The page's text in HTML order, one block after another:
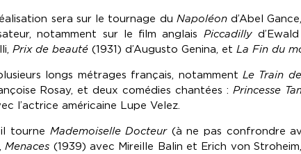
sera sur le tournage du Napoléond’Abel
notamment sur le film anglais Piccadilly
Prix de beauté (1931) d’Augusto Genina, et La Fin du
longs métrages français, notamment Le Train
Rosay, et deux comédies chantées : Princesse
l’actrice américaine Lupe Velez.
il tourne Mademoiselle Docteur(à ne pas confrondre
Menaces (1939) avec Mireille Balin et Erich von